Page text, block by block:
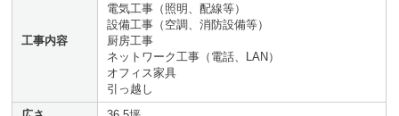
工事内容
電気工事（照明、配線等）
設備工事（空調、消防設備等）
厨房工事
ネットワーク工事（電話、LAN）
オフィス家具
引っ越し